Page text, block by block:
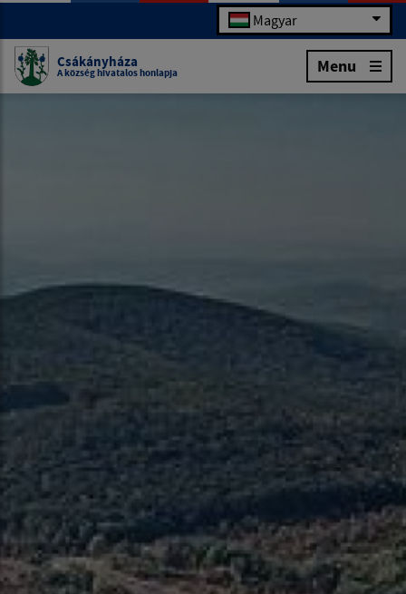
Magyar
Csákányháza
A község hivatalos honlapja Menu